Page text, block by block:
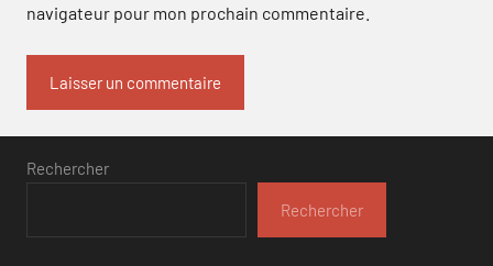
navigateur pour mon prochain commentaire.
Rechercher
Rechercher